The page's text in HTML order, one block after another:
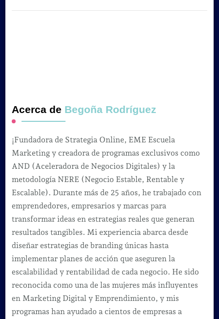
Acerca de Begoña Rodríguez
¡Fundadora de Strategia Online, EME Escuela
Marketing y creadora de programas exclusivos como
AND (Aceleradora de Negocios Digitales) y la
metodología NERE (Negocio Estable, Rentable y
Escalable). Durante más de 25 años, he trabajado con
emprendedores, empresarios y marcas para
transformar ideas en estrategias reales que generan
resultados tangibles. Mi experiencia abarca desde
diseñar estrategias de branding únicas hasta
implementar planes de acción que aseguren la
escalabilidad y rentabilidad de cada negocio. He sido
reconocida como una de las mujeres más influyentes
en Marketing Digital y Emprendimiento, y mis
programas han ayudado a cientos de empresas a